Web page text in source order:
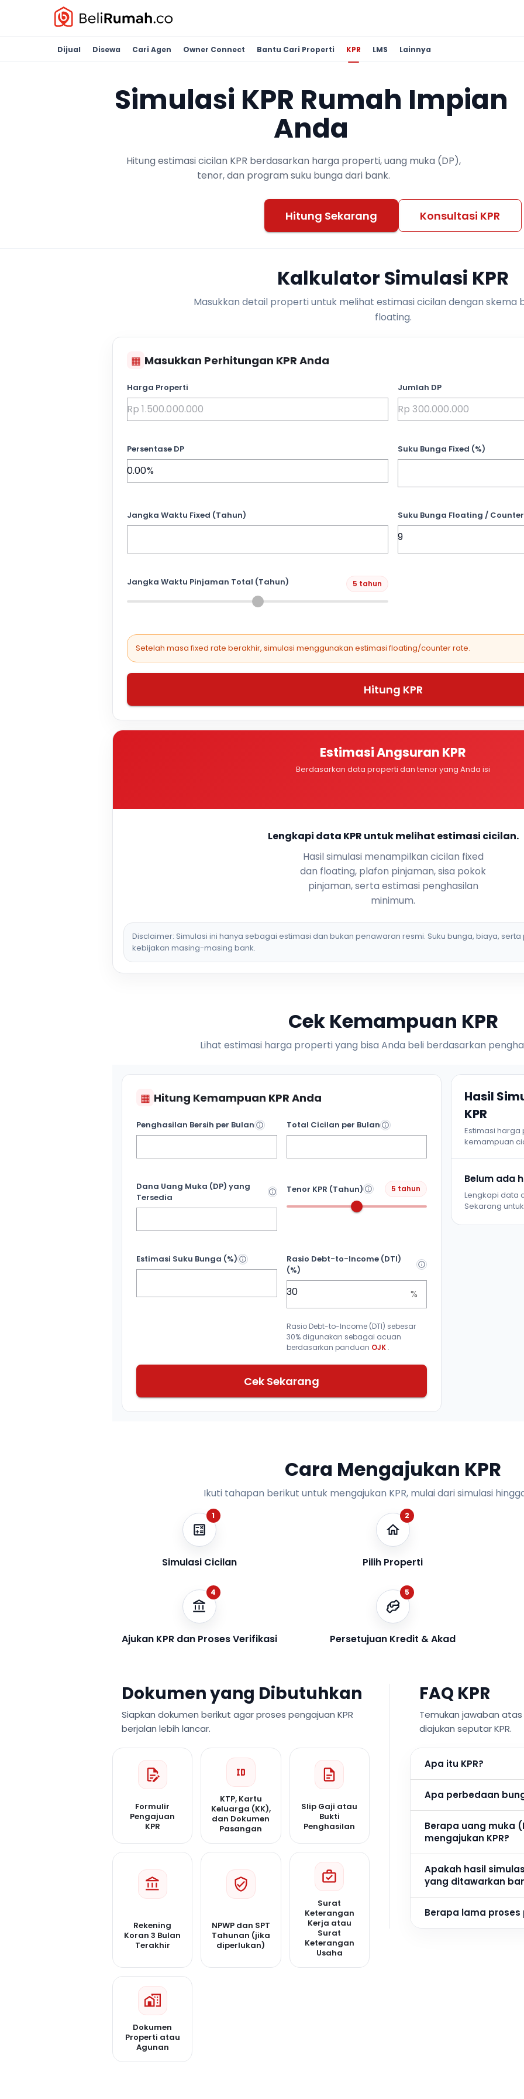
Dijual Disewa Cari Agen Owner Connect Bantu Cari Properti KPR LMS Lainnya
Simulasi KPR Rumah Impian
Anda
Hitung estimasi cicilan KPR berdasarkan harga properti, uang muka (DP),
tenor, dan program suku bunga dari bank.
Hitung Sekarang Konsultasi KPR
Kalkulator Simulasi KPR
Masukkan detail properti untuk melihat estimasi cicilan dengan skema
floating.
▦ Masukkan Perhitungan KPR Anda
Harga Properti Jumlah DP
Persentase DP Suku Bunga Fixed (%)
Jangka Waktu Fixed (Tahun) Suku Bunga Floating /
Jangka Waktu Pinjaman Total (Tahun) 5 tahun
Setelah masa fixed rate berakhir, simulasi menggunakan estimasi floating/counter rate.
Hitung KPR
Estimasi Angsuran KPR
Berdasarkan data properti dan tenor yang Anda isi
Lengkapi data KPR untuk melihat estimasi cicilan.
Hasil simulasi menampilkan cicilan fixed
dan floating, plafon pinjaman, sisa pokok
pinjaman, serta estimasi penghasilan
minimum.
Disclaimer: Simulasi ini hanya sebagai estimasi dan bukan penawaran resmi. Suku bunga, biaya,
kebijakan masing-masing bank.
Cek Kemampuan KPR
Lihat estimasi harga properti yang bisa Anda beli berdasarkan
▦ Hitung Kemampuan KPR Anda
Penghasilan Bersih per Bulan Total Cicilan per Bulan
Dana Uang Muka (DP) yang
Tersedia
Tenor KPR (Tahun) 5 tahun
Estimasi Suku Bunga (%)
Rasio Debt-to-Income (DTI)
(%)
%
Rasio Debt-to-Income (DTI) sebesar
30% digunakan sebagai acuan
berdasarkan panduan OJK .
Cek Sekarang
Hasil
KPR
Estimasi
kemampuan
Belum ada
Lengkapi data
Sekarang
Cara Mengajukan KPR
Ikuti tahapan berikut untuk mengajukan KPR, mulai dari simulasi
1
Simulasi Cicilan
2
Pilih Properti
4
Ajukan KPR dan Proses Verifikasi
5
Persetujuan Kredit & Akad
Dokumen yang Dibutuhkan
Siapkan dokumen berikut agar proses pengajuan KPR
berjalan lebih lancar.
Formulir
Pengajuan
KPR
KTP, Kartu
Keluarga (KK),
dan Dokumen
Pasangan
Slip Gaji atau
Bukti
Penghasilan
Rekening
Koran 3 Bulan
Terakhir
NPWP dan SPT
Tahunan (jika
diperlukan)
Surat
Keterangan
Kerja atau
Surat
Keterangan
Usaha
Dokumen
Properti atau
Agunan
FAQ KPR
Temukan jawaban
diajukan seputar KPR.
Apa itu KPR?
Apa perbedaan
Berapa uang muka
mengajukan KPR?
Apakah hasil
yang ditawarkan
Berapa lama proses